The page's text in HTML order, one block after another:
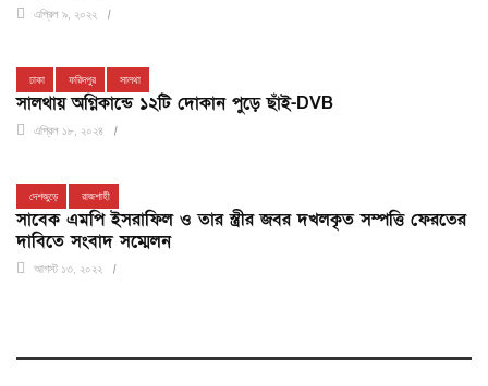
এপ্রিল ৯, ২০২২
ঢাকা ফরিদপুর সালথা
সালথায় অগ্নিকান্ডে ১২টি দোকান পুড়ে ছাঁই-DVB
এপ্রিল ১৮, ২০২৪
দেশজুড়ে রাজশাহী
সাবেক এমপি ইসরাফিল ও তার স্ত্রীর জবর দখলকৃত সম্পত্তি ফেরতের
দাবিতে সংবাদ সম্মেলন
আগস্ট ১৩, ২০২২